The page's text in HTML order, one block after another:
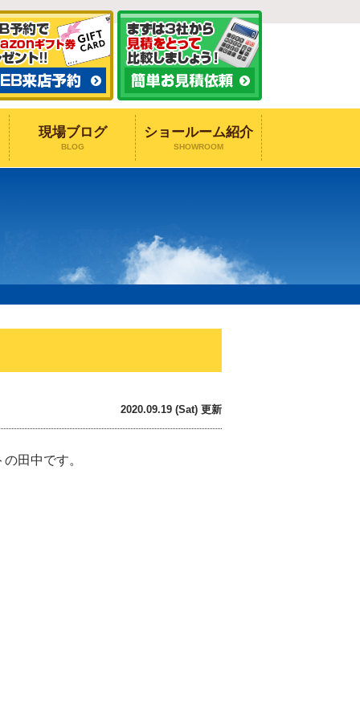
現場ブログ
BLOG
ショールーム紹介
SHOWROOM
2020.09.19 (Sat) 更新
田中です。